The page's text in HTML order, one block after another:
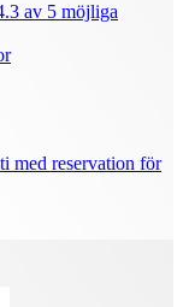
av 5 möjliga
med reservation för